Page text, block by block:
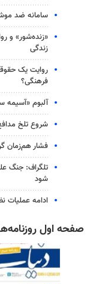
سامانه ضد
«زنده‌شور» و
زندگی
روایت یک
فرهنگی؟
آلبوم
شروع تلخ
فشار هم‌زمان
تلگراف: جنگ
شود
ادامه عملیات
صفحه اول